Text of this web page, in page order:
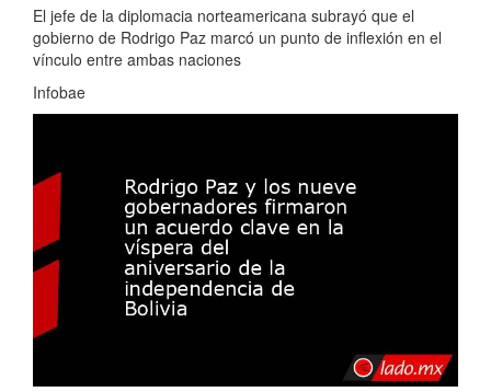
El jefe de la diplomacia norteamericana subrayó que el
gobierno de Rodrigo Paz marcó un punto de inflexión en el
vínculo entre ambas naciones
Infobae